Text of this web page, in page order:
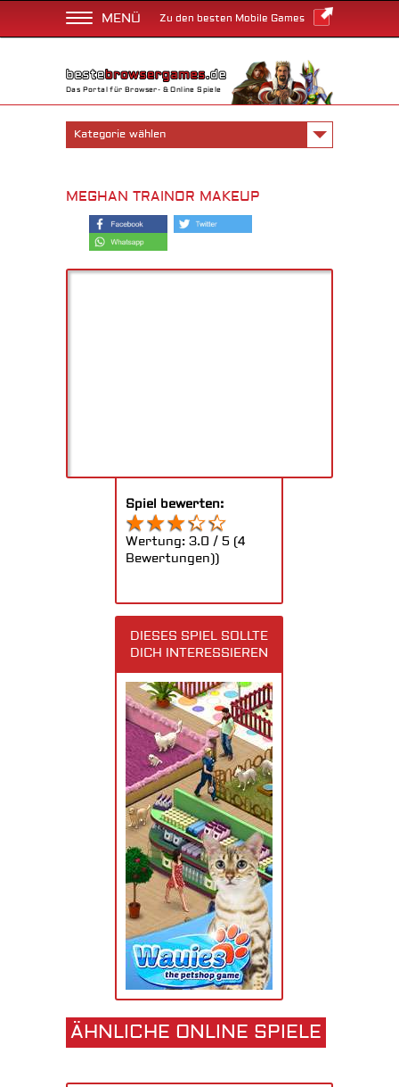
MENÜ Zu den besten Mobile Games
Das Portal für Browser- & Online Spiele
Kategorie wählen
MEGHAN TRAINOR MAKEUP
Spiel bewerten:
Wertung: 3.0 / 5 (4
Bewertungen))
DIESES SPIEL SOLLTE
DICH INTERESSIEREN
ÄHNLICHE ONLINE SPIELE